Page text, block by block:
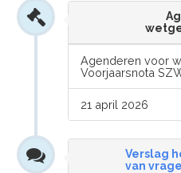
Agenderen voor
Voorjaarsnota
21 april 2026
Verslag
van